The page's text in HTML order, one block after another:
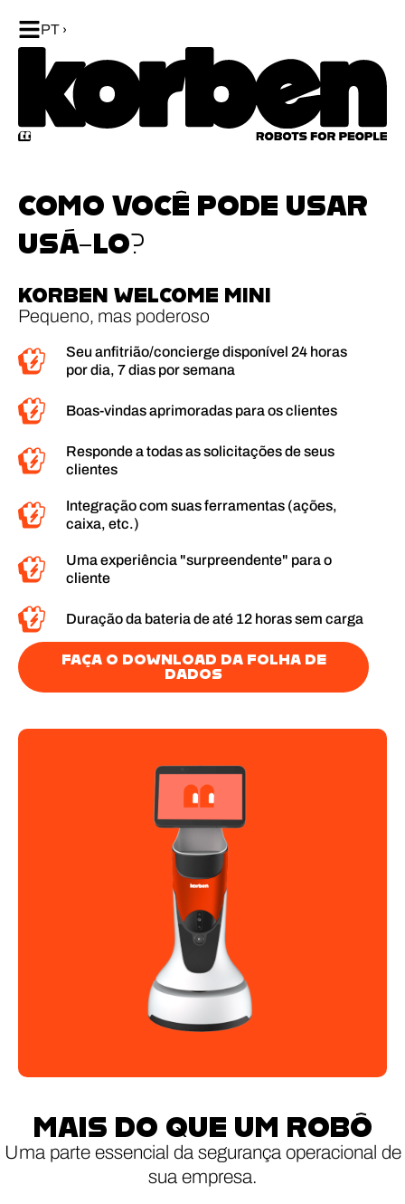
PT
COMO VOCÊ PODE USAR
USÁ-LO?
KORBEN WELCOME MINI
Pequeno, mas poderoso
Seu anfitrião/concierge disponível 24 horas
por dia, 7 dias por semana
Boas-vindas aprimoradas para os clientes
Responde a todas as solicitações de seus
clientes
Integração com suas ferramentas (ações,
caixa, etc.)
Uma experiência "surpreendente" para o
cliente
Duração da bateria de até 12 horas sem carga
FAÇA O DOWNLOAD DA FOLHA DE
DADOS
MAIS DO QUE UM ROBÔ
Uma parte essencial da segurança operacional de
sua empresa.